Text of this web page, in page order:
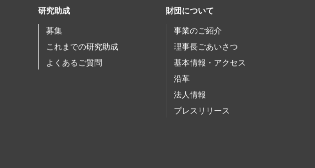
研究助成
募集
これまでの研究助成
よくあるご質問
財団について
事業のご紹介
理事長ごあいさつ
基本情報・アクセス
沿革
法人情報
プレスリリース